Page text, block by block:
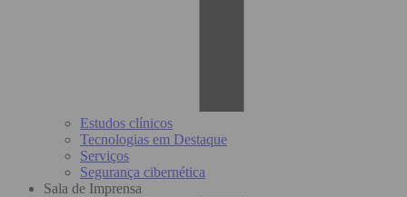
Estudos clínicos
Tecnologias em Destaque
Serviços
Segurança cibernética
Sala de Imprensa